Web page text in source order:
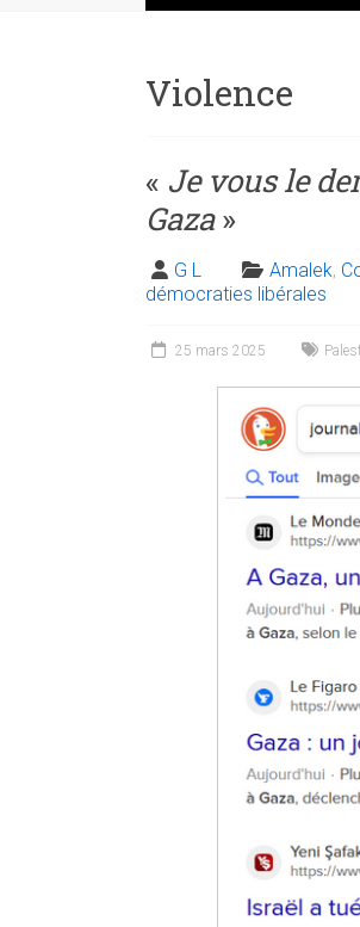
Violence
« Je vous le
Gaza»
G L Amalek,
démocraties libérales
25 mars 2025